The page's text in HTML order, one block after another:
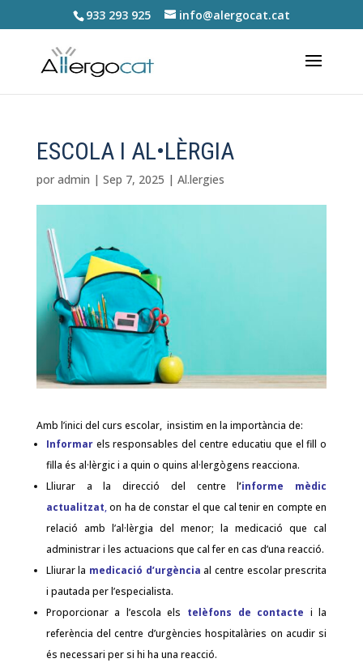
933 293 925 info@alergocat.cat
ESCOLA I AL•LÈRGIA
por admin | Sep 7, 2025 | Al.lergies
Amb l’inici del curs escolar, insistim en la importància de:
Informar els responsables del centre educatiu que el fill o
filla és al·lèrgic i a quin o quins al·lergògens reacciona.
Lliurar a la direcció del centre l’informe mèdic
actualitzat,on ha de constar el que cal tenir en compte en
relació amb l’al·lèrgia del menor; la medicació que cal
administrar i les actuacions que cal fer en cas d’una reacció.
Lliurar la medicació d’urgència al centre escolar prescrita
i pautada per l’especialista.
Proporcionar a l’escola els telèfons de contacte i la
referència del centre d’urgències hospitalàries on acudir si
és necessari per si hi ha una reacció.